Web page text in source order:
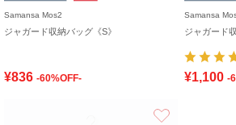
Samansa Mos2
ジャガード収納バッグ《S》
¥836 -60%OFF-
Samansa
ジャガード
¥1,100 -